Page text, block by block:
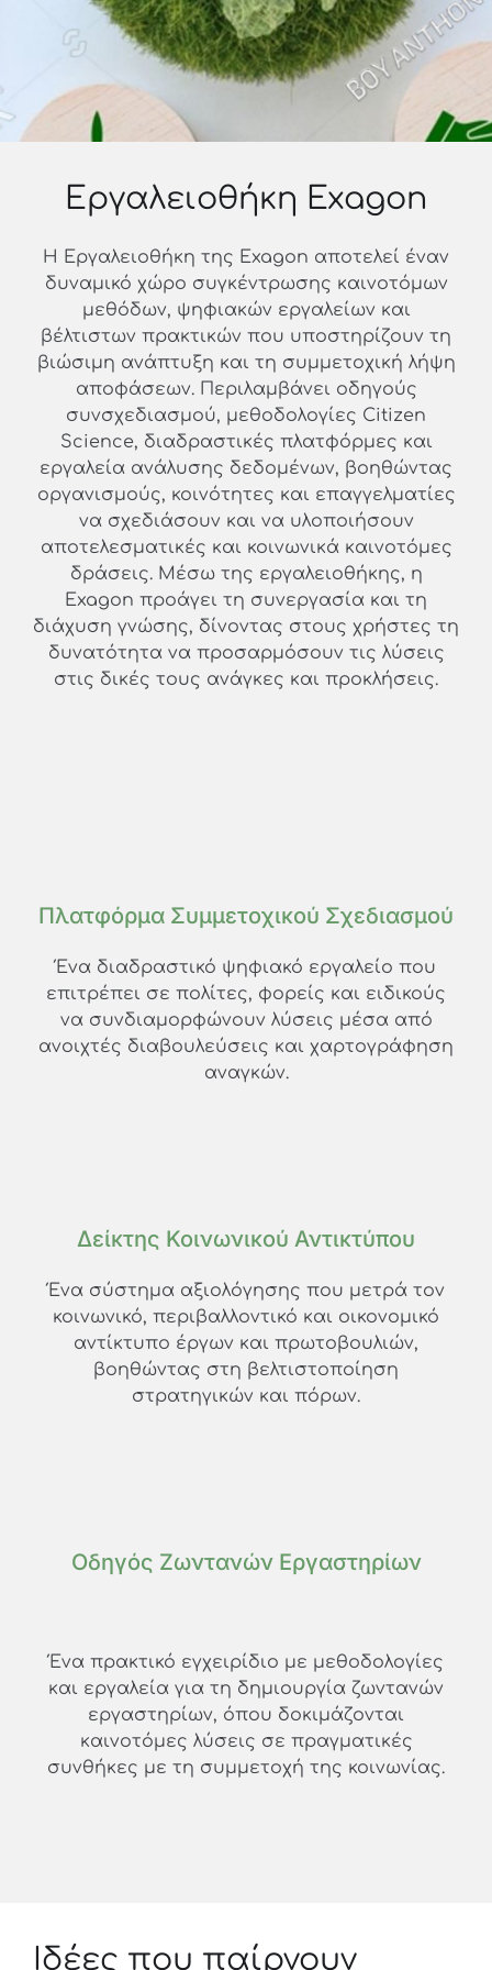
Εργαλειοθήκη Exagon
Η Εργαλειοθήκη της Exagon αποτελεί έναν
δυναμικό χώρο συγκέντρωσης καινοτόμων
μεθόδων, ψηφιακών εργαλείων και
βέλτιστων πρακτικών που υποστηρίζουν τη
βιώσιμη ανάπτυξη και τη συμμετοχική λήψη
αποφάσεων. Περιλαμβάνει οδηγούς
συνσχεδιασμού, μεθοδολογίες Citizen
Science, διαδραστικές πλατφόρμες και
εργαλεία ανάλυσης δεδομένων, βοηθώντας
οργανισμούς, κοινότητες και επαγγελματίες
να σχεδιάσουν και να υλοποιήσουν
αποτελεσματικές και κοινωνικά καινοτόμες
δράσεις. Μέσω της εργαλειοθήκης, η
Exagon προάγει τη συνεργασία και τη
διάχυση γνώσης, δίνοντας στους χρήστες τη
δυνατότητα να προσαρμόσουν τις λύσεις
στις δικές τους ανάγκες και προκλήσεις.
Πλατφόρμα Συμμετοχικού Σχεδιασμού
Ένα διαδραστικό ψηφιακό εργαλείο που
επιτρέπει σε πολίτες, φορείς και ειδικούς
να συνδιαμορφώνουν λύσεις μέσα από
ανοιχτές διαβουλεύσεις και χαρτογράφηση
αναγκών.
Δείκτης Κοινωνικού Αντικτύπου
Ένα σύστημα αξιολόγησης που μετρά τον
κοινωνικό, περιβαλλοντικό και οικονομικό
αντίκτυπο έργων και πρωτοβουλιών,
βοηθώντας στη βελτιστοποίηση
στρατηγικών και πόρων.
Οδηγός Ζωντανών Εργαστηρίων
Ένα πρακτικό εγχειρίδιο με μεθοδολογίες
και εργαλεία για τη δημιουργία ζωντανών
εργαστηρίων, όπου δοκιμάζονται
καινοτόμες λύσεις σε πραγματικές
συνθήκες με τη συμμετοχή της κοινωνίας.
Ιδέες που παίρνουν